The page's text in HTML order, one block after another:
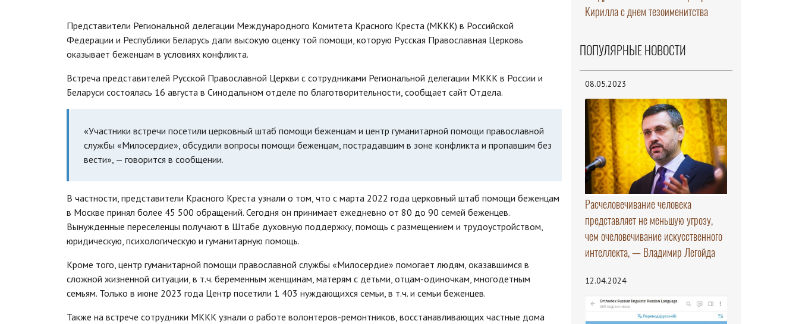
Представители Региональной делегации Международного Комитета Красного Креста (МККК) в Российской
Федерации и Республики Беларусь дали высокую оценку той помощи, которую Русская Православная Церковь
оказывает беженцам в условиях конфликта.
Встреча представителей Русской Православной Церкви с сотрудниками Региональной делегации МККК в России и
Беларуси состоялась 16 августа в Синодальном отделе по благотворительности, сообщает сайт Отдела.
«Участники встречи посетили церковный штаб помощи беженцам и центр гуманитарной помощи православной
службы «Милосердие», обсудили вопросы помощи беженцам, пострадавшим в зоне конфликта и пропавшим без
вести», — говорится в сообщении.
В частности, представители Красного Креста узнали о том, что с марта 2022 года церковный штаб помощи беженцам
в Москве принял более 45 500 обращений. Сегодня он принимает ежедневно от 80 до 90 семей беженцев.
Вынужденные переселенцы получают в Штабе духовную поддержку, помощь с размещением и трудоустройством,
юридическую, психологическую и гуманитарную помощь.
Кроме того, центр гуманитарной помощи православной службы «Милосердие» помогает людям, оказавшимся в
сложной жизненной ситуации, в т.ч. беременным женщинам, матерям с детьми, отцам-одиночкам, многодетным
семьям. Только в июне 2023 года Центр посетили 1 403 нуждающихся семьи, в т.ч. и семьи беженцев.
Также на встрече сотрудники МККК узнали о работе волонтеров-ремонтников, восстанавливающих частные дома
Кирилла с днем тезоименитства
ПОПУЛЯРНЫЕ НОВОСТИ
08.05.2023
Расчеловечивание человека
представляет не меньшую угрозу,
чем очеловечивание искусственного
интеллекта, — Владимир Легойда
12.04.2024